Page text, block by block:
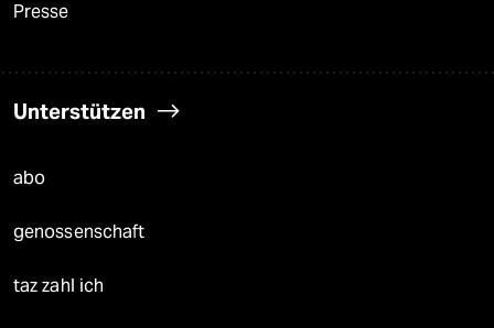
Presse
Unterstützen
abo
genossenschaft
taz zahl ich